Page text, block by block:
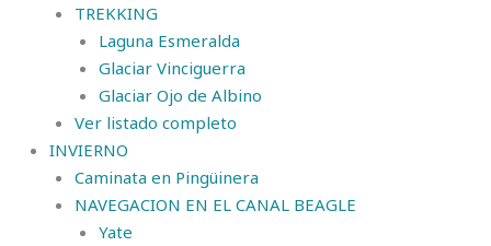
TREKKING
Laguna Esmeralda
Glaciar Vinciguerra
Glaciar Ojo de Albino
Ver listado completo
INVIERNO
Caminata en Pingüinera
NAVEGACION EN EL CANAL BEAGLE
Yate